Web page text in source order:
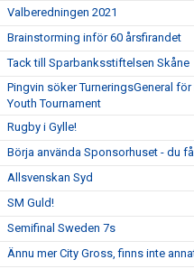
Valberedningen 2021
Brainstorming inför 60 årsfirandet
Tack till Sparbanksstiftelsen Skåne
Pingvin söker TurneringsGeneral för
Youth Tournament
Rugby i Gylle!
Börja använda Sponsorhuset - du
Allsvenskan Syd
SM Guld!
Semifinal Sweden 7s
Ännu mer City Gross, finns inte